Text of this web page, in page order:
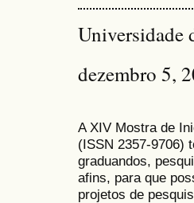
Universidade
dezembro 5,
A XIV Mostra de
(ISSN 2357-9706)
graduandos,
afins, para que
projetos de